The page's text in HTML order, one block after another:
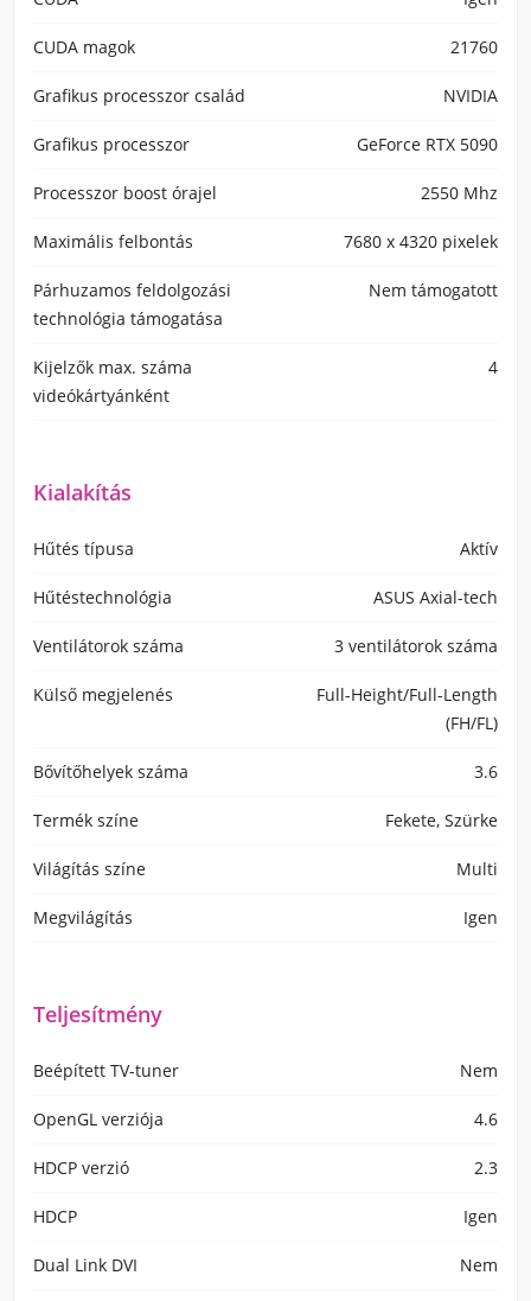
CUDA magok 21760
Grafikus processzor család NVIDIA
Grafikus processzor GeForce RTX 5090
Processzor boost órajel 2550 Mhz
Maximális felbontás 7680 x 4320 pixelek
Párhuzamos feldolgozási
technológia támogatása
Nem támogatott
Kijelzők max. száma
videókártyánként
4
Kialakítás
Hűtés típusa Aktív
Hűtéstechnológia ASUS Axial-tech
Ventilátorok száma 3 ventilátorok száma
Külső megjelenés
Full-Height/Full-Length
(FH/FL)
Bővítőhelyek száma 3.6
Termék színe Fekete, Szürke
Világítás színe Multi
Megvilágítás Igen
Teljesítmény
Beépített TV-tuner Nem
OpenGL verziója 4.6
HDCP verzió 2.3
HDCP Igen
Dual Link DVI Nem